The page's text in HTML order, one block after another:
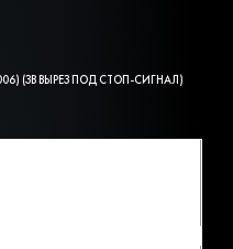
(ЗВ ВЫРЕЗ ПОД СТОП-СИГНАЛ)